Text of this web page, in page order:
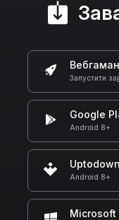
Запустити
Google
Android 8+
Uptodown
Android 8+
Microsoft